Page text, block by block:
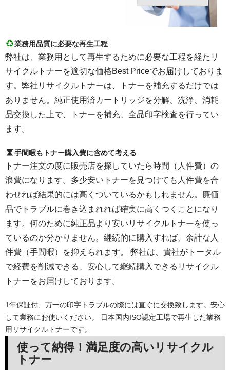
業務用品質に必要な再生工程
弊社は、業務用として再生するために必要な工程を経たリ
サイクルトナーを適切な価格Best Priceでお届けしておりま
す。弊社リサイクルトナーは、トナーを補充するだけでは
ありません。純正使用済カートリッジを分解、洗浄、消耗
品交換した上で、トナーを補充、全品印字検査を行ってい
ます。
手間暇もトナー購入費に含めて考える
トナー注文の度に販売店を探していたら時間（人件費）の
浪費になります。多少安いトナーを見つけても人件費を合
わせれば結果的には高くついているかもしれません。廉価
品でトラブルに巻き込まれれば確実に高くつくことになり
ます。何のために純正品より安いリサイクルトナーを使っ
ているのか分かりません。継続的に購入すれば、余計な人
件費（手間暇）を抑えられます。 弊社は、貴社がトータル
で経費を削減できる、安心して継続購入できるリサイクル
トナーをお届けしております。
1年保証付、万一の印字トラブルの際には直ぐに交換致します。安心
して業務にお使いください。 日本国内ISO認定工場で再生した業務
用リサイクルトナーです。
使って納得！満足度の高いリサイクル
トナー